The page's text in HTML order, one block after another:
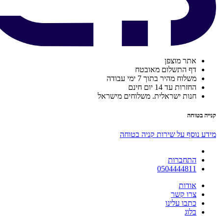
אתר מוצפן
דף התשלום מאובטח
משלוח מהיר בתוך 7 ימי עבודה
החזרות עד 14 יום חינם
חנות ישראלית. משלוחים מישראל
קנייה בטוחה
מידע נוסף על שירות קניה בטוחה
התחברות
0504444811
אודות
צרו קשר
כתבו עלינו
בלוג